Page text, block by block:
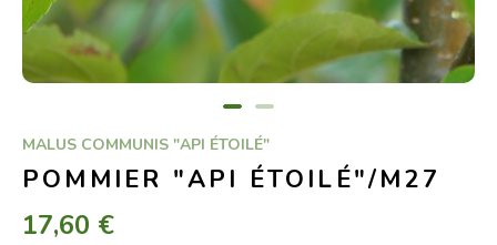
MALUS COMMUNIS "API ÉTOILÉ"
POMMIER "API ÉTOILÉ"/M27
17,60 €